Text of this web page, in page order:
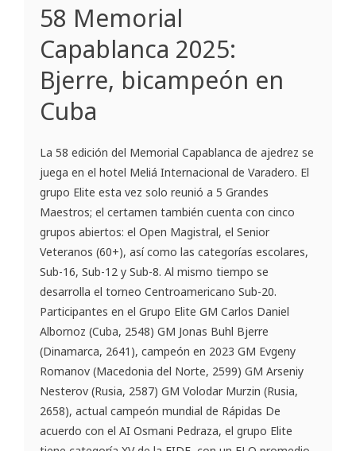
58 Memorial
Capablanca 2025:
Bjerre, bicampeón en
Cuba
La 58 edición del Memorial Capablanca de ajedrez se
juega en el hotel Meliá Internacional de Varadero. El
grupo Elite esta vez solo reunió a 5 Grandes
Maestros; el certamen también cuenta con cinco
grupos abiertos: el Open Magistral, el Senior
Veteranos (60+), así como las categorías escolares,
Sub-16, Sub-12 y Sub-8. Al mismo tiempo se
desarrolla el torneo Centroamericano Sub-20.
Participantes en el Grupo Elite GM Carlos Daniel
Albornoz (Cuba, 2548) GM Jonas Buhl Bjerre
(Dinamarca, 2641), campeón en 2023 GM Evgeny
Romanov (Macedonia del Norte, 2599) GM Arseniy
Nesterov (Rusia, 2587) GM Volodar Murzin (Rusia,
2658), actual campeón mundial de Rápidas De
acuerdo con el AI Osmani Pedraza, el grupo Elite